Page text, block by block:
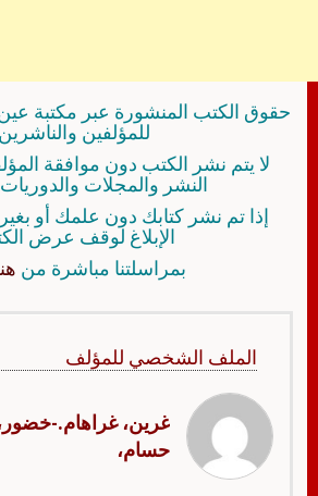
حقوق الكتب المنشورة عبر مكتبة
للمؤلفين والناشرين
لا يتم نشر الكتب دون موافقة
النشر والمجلات والدوريات
إذا تم نشر كتابك دون علمك أو
الإبلاغ لوقف عرض
بمراسلتنا مباشرة من
الملف الشخصي للمؤلف
غرين، غراهام.-
حسام،